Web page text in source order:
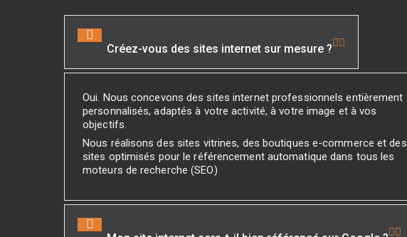
Créez-vous des sites internet sur mesure ?
Oui. Nous concevons des sites internet professionnels entièrement
personnalisés, adaptés à votre activité, à votre image et à vos
objectifs.
Nous réalisons des sites vitrines, des boutiques e-commerce et des
sites optimisés pour le référencement automatique dans tous les
moteurs de recherche (SEO)